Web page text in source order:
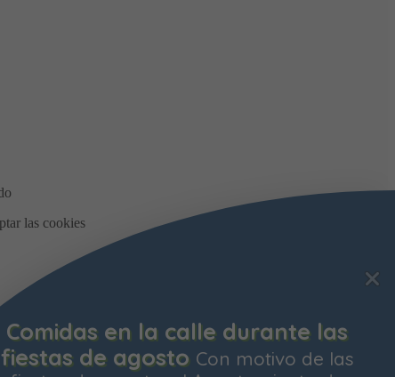
Comidas en la calle durante las
fiestas de agosto Con motivo de las